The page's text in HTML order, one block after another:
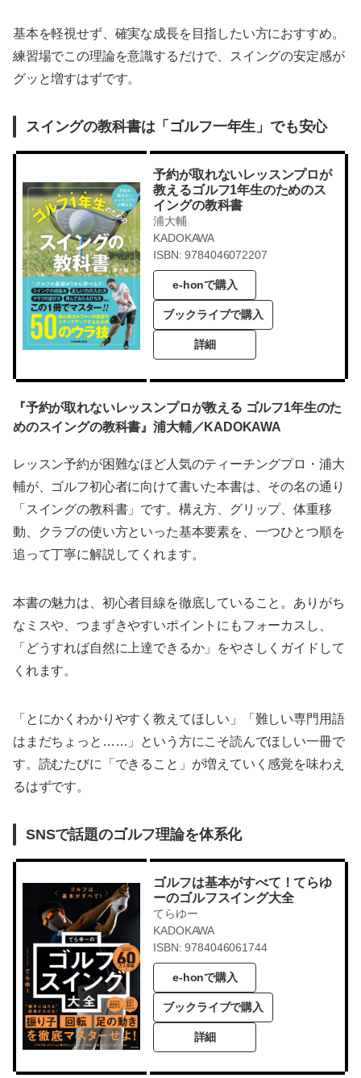
基本を軽視せず、確実な成長を目指したい方におすすめ。
練習場でこの理論を意識するだけで、スイングの安定感が
グッと増すはずです。
スイングの教科書は「ゴルフ一年生」でも安心
予約が取れないレッスンプロが
教えるゴルフ1年生のためのス
イングの教科書
浦大輔
KADOKAWA
ISBN: 9784046072207
e-honで購入
ブックライブで購入
詳細
『予約が取れないレッスンプロが教える ゴルフ1年生のた
めのスイングの教科書』浦大輔／KADOKAWA
レッスン予約が困難なほど人気のティーチングプロ・浦大
輔が、ゴルフ初心者に向けて書いた本書は、その名の通り
「スイングの教科書」です。構え方、グリップ、体重移
動、クラブの使い方といった基本要素を、一つひとつ順を
追って丁寧に解説してくれます。
本書の魅力は、初心者目線を徹底していること。ありがち
なミスや、つまずきやすいポイントにもフォーカスし、
「どうすれば自然に上達できるか」をやさしくガイドして
くれます。
「とにかくわかりやすく教えてほしい」「難しい専門用語
はまだちょっと……」という方にこそ読んでほしい一冊で
す。読むたびに「できること」が増えていく感覚を味わえ
るはずです。
SNSで話題のゴルフ理論を体系化
ゴルフは基本がすべて！てらゆ
ーのゴルフスイング大全
てらゆー
KADOKAWA
ISBN: 9784046061744
e-honで購入
ブックライブで購入
詳細